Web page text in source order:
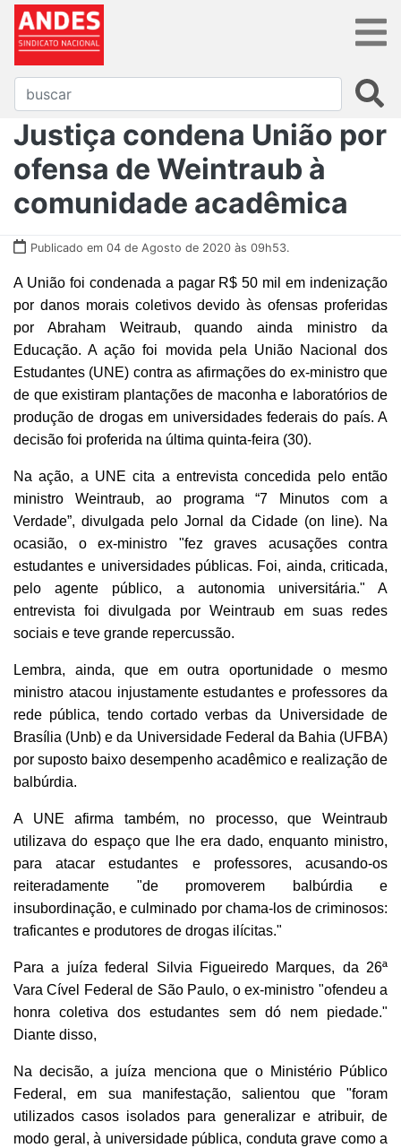
Justiça condena União por
ofensa de Weintraub à
comunidade acadêmica
Publicado em 04 de Agosto de 2020 às 09h53.
A União foi condenada a pagar R$ 50 mil em indenização
por danos morais coletivos devido às ofensas proferidas
por Abraham Weitraub, quando ainda ministro da
Educação. A ação foi movida pela União Nacional dos
Estudantes (UNE) contra as afirmações do ex-ministro que
de que existiram plantações de maconha e laboratórios de
produção de drogas em universidades federais do país. A
decisão foi proferida na última quinta-feira (30).
Na ação, a UNE cita a entrevista concedida pelo então
ministro Weintraub, ao programa “7 Minutos com a
Verdade”, divulgada pelo Jornal da Cidade (on line). Na
ocasião, o ex-ministro "fez graves acusações contra
estudantes e universidades públicas. Foi, ainda, criticada,
pelo agente público, a autonomia universitária." A
entrevista foi divulgada por Weintraub em suas redes
sociais e teve grande repercussão.
Lembra, ainda, que em outra oportunidade o mesmo
ministro atacou injustamente estudantes e professores da
rede pública, tendo cortado verbas da Universidade de
Brasília (Unb) e da Universidade Federal da Bahia (UFBA)
por suposto baixo desempenho acadêmico e realização de
balbúrdia.
A UNE afirma também, no processo, que Weintraub
utilizava do espaço que lhe era dado, enquanto ministro,
para atacar estudantes e professores, acusando-os
reiteradamente "de promoverem balbúrdia e
insubordinação, e culminado por chama-los de criminosos:
traficantes e produtores de drogas ilícitas."
Para a juíza federal Silvia Figueiredo Marques, da 26ª
Vara Cível Federal de São Paulo, o ex-ministro "ofendeu a
honra coletiva dos estudantes sem dó nem piedade."
Diante disso,
Na decisão, a juíza menciona que o Ministério Público
Federal, em sua manifestação, salientou que "foram
utilizados casos isolados para generalizar e atribuir, de
modo geral, à universidade pública, conduta grave como a